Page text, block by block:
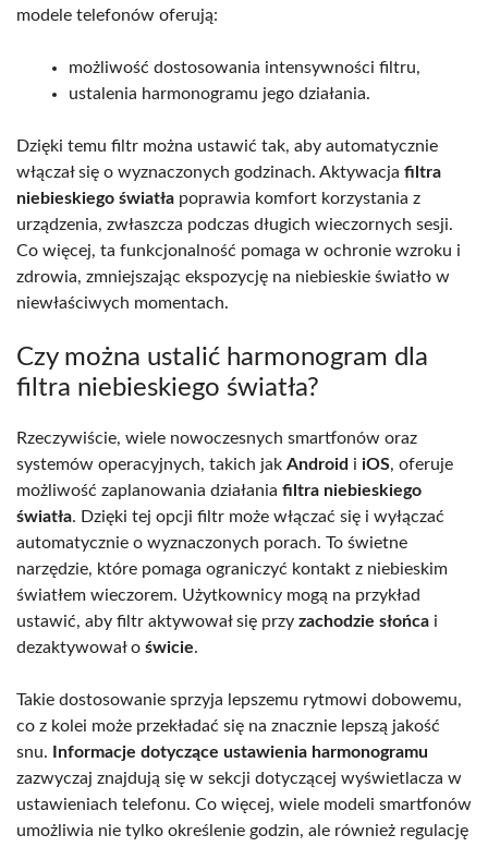
modele telefonów oferują:
możliwość dostosowania intensywności filtru,
ustalenia harmonogramu jego działania.
Dzięki temu filtr można ustawić tak, aby automatycznie
włączał się o wyznaczonych godzinach. Aktywacja filtra
niebieskiego światła poprawia komfort korzystania z
urządzenia, zwłaszcza podczas długich wieczornych sesji.
Co więcej, ta funkcjonalność pomaga w ochronie wzroku i
zdrowia, zmniejszając ekspozycję na niebieskie światło w
niewłaściwych momentach.
Czy można ustalić harmonogram dla
filtra niebieskiego światła?
Rzeczywiście, wiele nowoczesnych smartfonów oraz
systemów operacyjnych, takich jak Android i iOS, oferuje
możliwość zaplanowania działania filtra niebieskiego
światła. Dzięki tej opcji filtr może włączać się i wyłączać
automatycznie o wyznaczonych porach. To świetne
narzędzie, które pomaga ograniczyć kontakt z niebieskim
światłem wieczorem. Użytkownicy mogą na przykład
ustawić, aby filtr aktywował się przy zachodzie słońca i
dezaktywował o świcie.
Takie dostosowanie sprzyja lepszemu rytmowi dobowemu,
co z kolei może przekładać się na znacznie lepszą jakość
snu.
Informacje dotyczące ustawienia harmonogramu
zazwyczaj znajdują się w sekcji dotyczącej wyświetlacza w
ustawieniach telefonu. Co więcej, wiele modeli smartfonów
umożliwia nie tylko określenie godzin, ale również regulację